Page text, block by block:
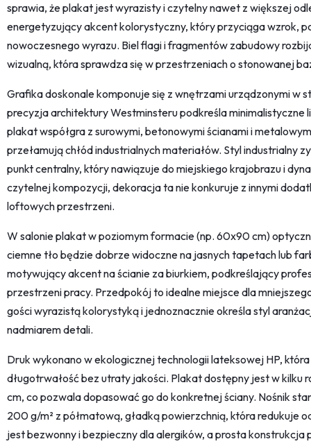
sprawia, że plakat jest wyrazisty i czytelny nawet z większej
energetyzujący akcent kolorystyczny, który przyciąga wzrok,
nowoczesnego wyrazu. Biel flagi i fragmentów zabudowy
wizualną, która sprawdza się w przestrzeniach o stonowanej
Grafika doskonale komponuje się z wnętrzami urządzonymi w
precyzja architektury Westminsteru podkreśla minimalistyczne
plakat współgra z surowymi, betonowymi ścianami i
przełamują chłód industrialnych materiałów. Styl industrialny
punkt centralny, który nawiązuje do miejskiego krajobrazu i
czytelnej kompozycji, dekoracja ta nie konkuruje z innymi
loftowych przestrzeni.
W salonie plakat w poziomym formacie (np. 60x90 cm)
ciemne tło będzie dobrze widoczne na jasnych tapetach lub
motywujący akcent na ścianie za biurkiem, podkreślający
przestrzeni pracy. Przedpokój to idealne miejsce dla
gości wyrazistą kolorystyką i jednoznacznie określa styl
nadmiarem detali.
Druk wykonano w ekologicznej technologii lateksowej HP,
długotrwałość bez utraty jakości. Plakat dostępny jest w kilku
cm, co pozwala dopasować go do konkretnej ściany. Nośnik
200 g/m² z półmatową, gładką powierzchnią, która redukuje
jest bezwonny i bezpieczny dla alergików, a prosta konstrukcja